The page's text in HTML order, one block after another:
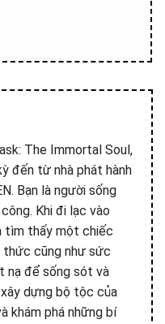
The Immortal Soul,
đến từ nhà phát hành
Bạn là người sống
Khi đi lạc vào
tìm thấy một chiếc
thức cũng như sức
nạ để sống sót và
dựng bộ tộc của
khám phá những bí